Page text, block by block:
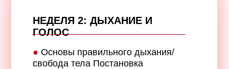
НЕДЕЛЯ 2: ДЫХАНИЕ И
ГОЛОС
● Основы правильного дыхания/
свобода тела Постановка